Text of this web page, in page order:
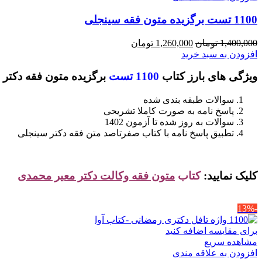
1100 تست برگزیده متون فقه سینجلی
1,400,000 تومان قیمت
اصلی
بود.
1,260,000 تومان
است.
افزودن به سبد خرید
ویژگی های بارز کتاب 1100 تست برگزیده متون فقه
سوالات طبقه بندی شده
پاسخ نامه به صورت کاملا تشریحی
سوالات به روز شده تا آزمون 1402
تطبیق پاسخ نامه با کتاب صفرتاصد متن فقه دکتر سینجلی
کلیک نمایید: کتاب متون فقه وکالت دکتر معیر محمدی
-13%
برای مقایسه اضافه کنید
مشاهده سریع
افزودن به علاقه مندی